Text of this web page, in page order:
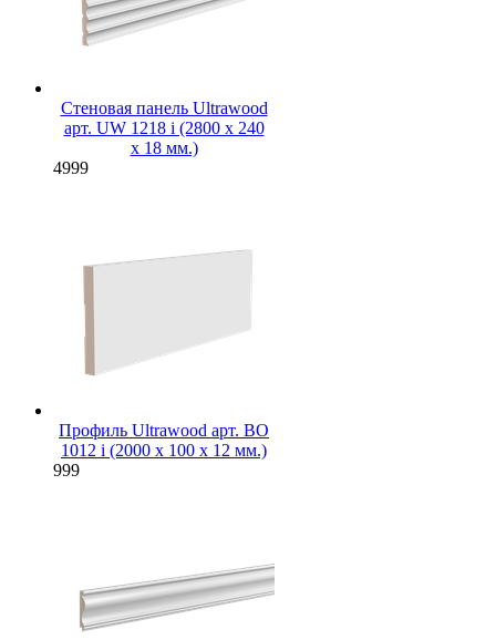
Стеновая панель Ultrawood
арт. UW 1218 i (2800 х 240
х 18 мм.)
4999
Профиль Ultrawood арт. BO
1012 i (2000 х 100 х 12 мм.)
999